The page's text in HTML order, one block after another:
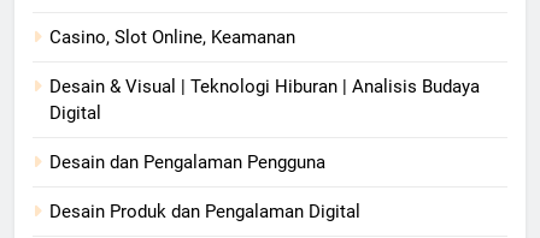
Casino, Slot Online, Keamanan
Desain & Visual | Teknologi Hiburan | Analisis Budaya
Digital
Desain dan Pengalaman Pengguna
Desain Produk dan Pengalaman Digital